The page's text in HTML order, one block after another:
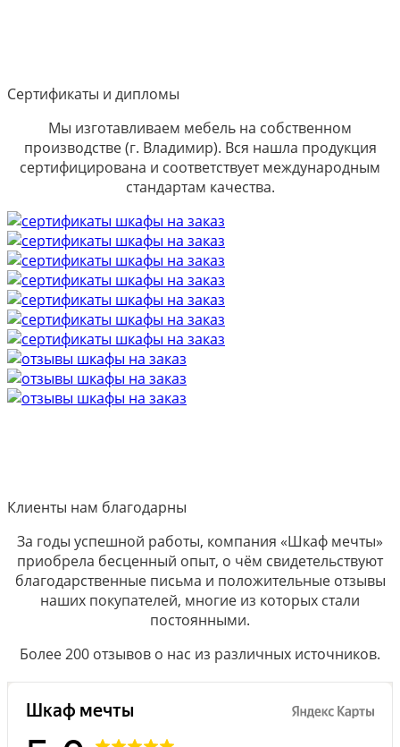
Сертификаты и дипломы
Мы изготавливаем мебель на собственном
производстве (г. Владимир). Вся нашла продукция
сертифицирована и соответствует международным
стандартам качества.
Клиенты нам благодарны
За годы успешной работы, компания «Шкаф мечты»
приобрела бесценный опыт, о чём свидетельствуют
благодарственные письма и положительные отзывы
наших покупателей, многие из которых стали
постоянными.
Более 200 отзывов о нас из различных источников.